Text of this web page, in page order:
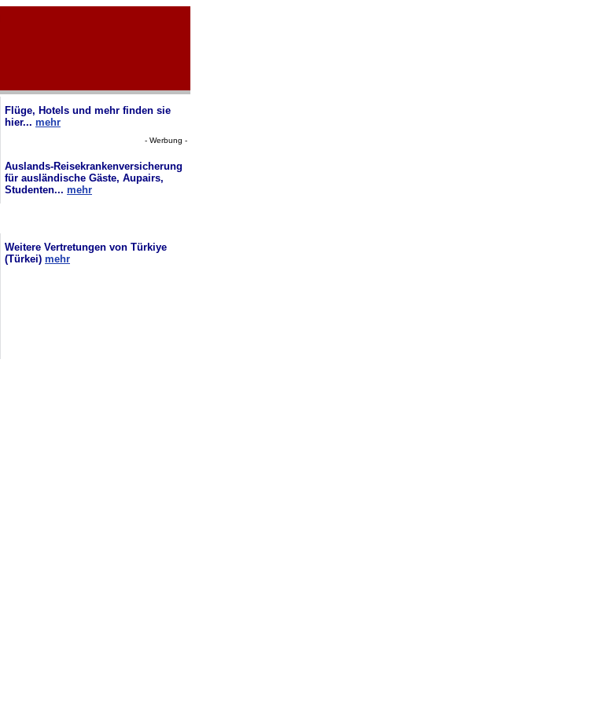
Flüge, Hotels und mehr finden sie
hier... mehr
- Werbung -
Auslands-Reisekrankenversicherung
für ausländische Gäste, Aupairs,
Studenten... mehr
Weitere Vertretungen von Türkiye
(Türkei) mehr